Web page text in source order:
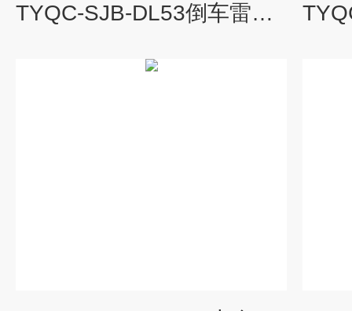
TYQC-SJB-DL53倒车雷达系统示教板|汽车教学设备